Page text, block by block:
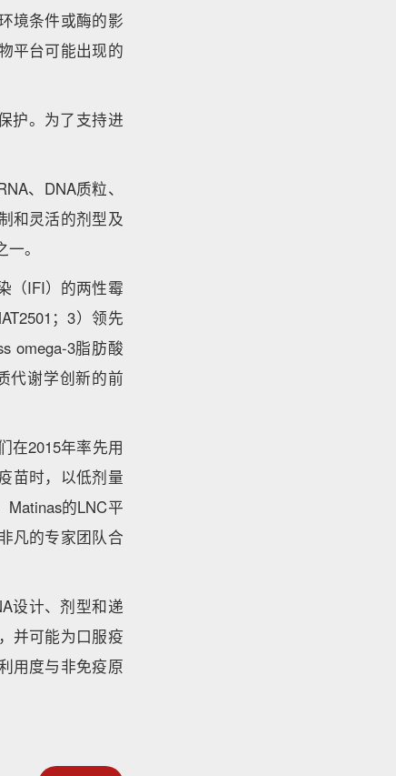
境条件或酶的影
平台可能出现的
护。为了支持进
、DNA质粒、
和灵活的剂型及
。
（IFI）的两性霉
；3）领先
omega-3脂肪酸
代谢学创新的前
在2015年率先用
苗时，以低剂量
Matinas的LNC平
凡的专家团队合
设计、剂型和递
并可能为口服疫
用度与非免疫原